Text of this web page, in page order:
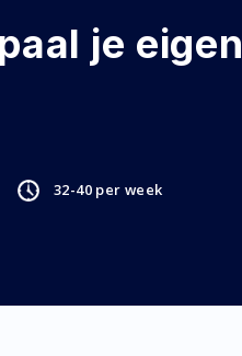
je eigen
32-40 per week